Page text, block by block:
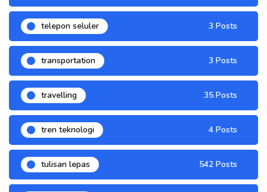
telepon seluler 3 Posts
transportation 3 Posts
travelling 35 Posts
tren teknologi 4 Posts
tulisan lepas 542 Posts